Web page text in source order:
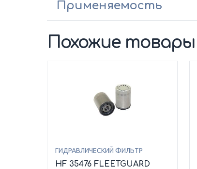
Применяемость
Похожие товары
ГИДРАВЛИЧЕСКИЙ ФИЛЬТР
HF 35476 FLEETGUARD